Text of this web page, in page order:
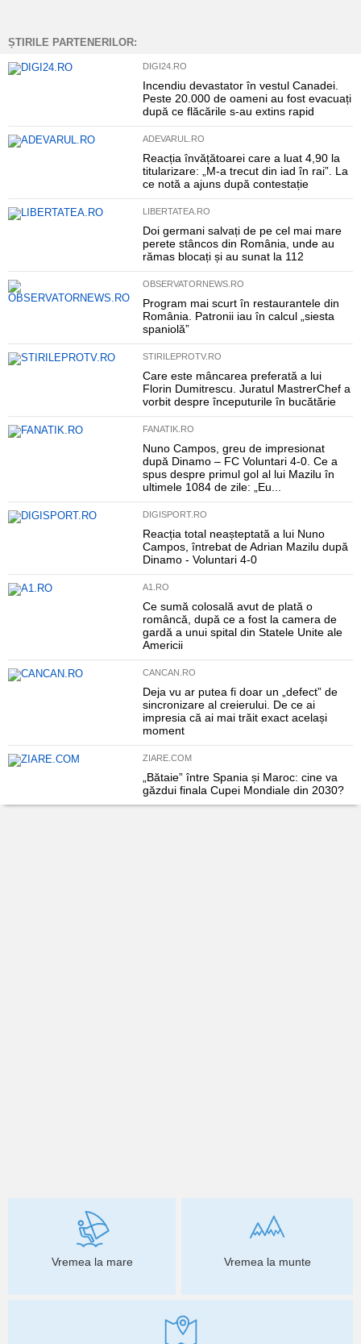
ȘTIRILE PARTENERILOR:
DIGI24.RO
Incendiu devastator în vestul Canadei.
Peste 20.000 de oameni au fost evacuați
după ce flăcările s-au extins rapid
ADEVARUL.RO
Reacția învățătoarei care a luat 4,90 la
titularizare: „M-a trecut din iad în rai”. La
ce notă a ajuns după contestație
LIBERTATEA.RO
Doi germani salvați de pe cel mai mare
perete stâncos din România, unde au
rămas blocați și au sunat la 112
OBSERVATORNEWS.RO
Program mai scurt în restaurantele din
România. Patronii iau în calcul „siesta
spaniolă”
STIRILEPROTV.RO
Care este mâncarea preferată a lui
Florin Dumitrescu. Juratul MastrerChef a
vorbit despre începuturile în bucătărie
FANATIK.RO
Nuno Campos, greu de impresionat
după Dinamo – FC Voluntari 4-0. Ce a
spus despre primul gol al lui Mazilu în
ultimele 1084 de zile: „Eu...
DIGISPORT.RO
Reacția total neașteptată a lui Nuno
Campos, întrebat de Adrian Mazilu după
Dinamo - Voluntari 4-0
A1.RO
Ce sumă colosală avut de plată o
româncă, după ce a fost la camera de
gardă a unui spital din Statele Unite ale
Americii
CANCAN.RO
Deja vu ar putea fi doar un „defect” de
sincronizare al creierului. De ce ai
impresia că ai mai trăit exact același
moment
ZIARE.COM
„Bătaie” între Spania și Maroc: cine va
găzdui finala Cupei Mondiale din 2030?
Vremea la mare Vremea la munte